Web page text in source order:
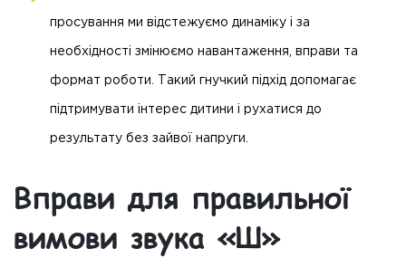
просування ми відстежуємо динаміку і за
необхідності змінюємо навантаження, вправи та
формат роботи. Такий гнучкий підхід допомагає
підтримувати інтерес дитини і рухатися до
результату без зайвої напруги.
Вправи для правильної
вимови звука «Ш»